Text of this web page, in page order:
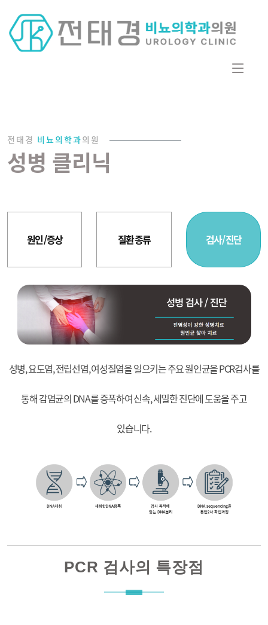
전태경 비뇨의학과의원
성병 클리닉
원인 / 증상 질환 종류 검사 / 진단
성병, 요도염, 전립선염, 여성질염을 일으키는 주요 원인균을 PCR검사를
통해 감염균의 DNA를 증폭하여 신속, 세밀한 진단에 도움을 주고
있습니다.
PCR 검사의 특장점